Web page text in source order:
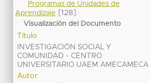
Programas de Unidades de
Aprendizaje
[128]
Visualización del Documento
Título
INVESTIGACIÓN SOCIAL Y
COMUNIDAD - CENTRO
UNIVERSITARIO UAEM AMECAMECA
Autor